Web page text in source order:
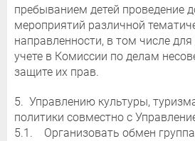
пребыванием детей проведение
мероприятий различной
направленности, в том числе
учете в Комиссии по делам
защите их прав.
5. Управлению культуры,
политики совместно с
5.1. Организовать обмен